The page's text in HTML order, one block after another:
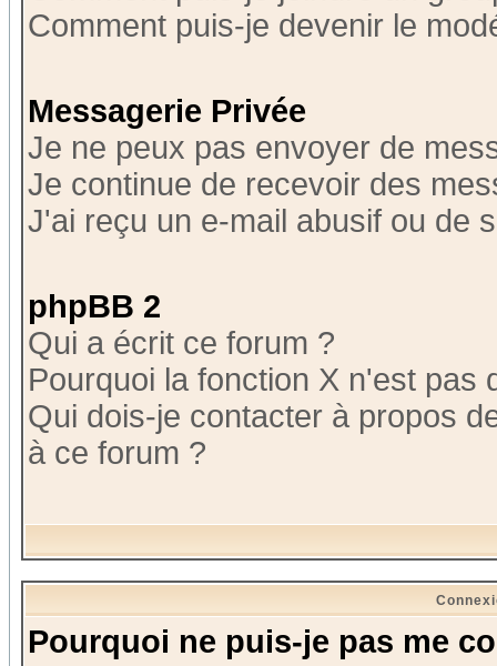
Comment puis-je devenir le
Messagerie Privée
Je ne peux pas envoyer de
Je continue de recevoir des
J'ai reçu un e-mail abusif ou de
phpBB 2
Qui a écrit ce forum ?
Pourquoi la fonction X n'est pas
Qui dois-je contacter à propos
à ce forum ?
Pourquoi ne puis-je pas me